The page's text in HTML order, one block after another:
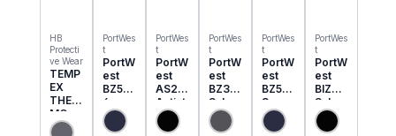
HB
Protecti
ve Wear
TEMP
EX
THER
MO
Einzie
PortWes
t
PortW
est
BZ50
6
Classi
c
PortWes
t
PortW
est
AS21
Antist
atik
ESD
PortWes
t
PortW
est
BZ31
Schw
eisser
Cargo
PortWes
t
PortW
est
BZ52
3
Bizwe
ld
PortWes
t
PortW
est
BIZ2
Schw
eisser
Jacke